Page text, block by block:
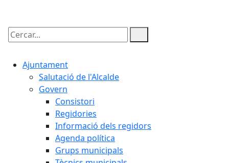
Cercar:
Ajuntament
Salutació de l'Alcalde
Govern
Consistori
Regidories
Informació dels regidors
Agenda política
Grups municipals